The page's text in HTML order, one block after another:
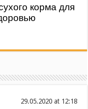
корма для
at